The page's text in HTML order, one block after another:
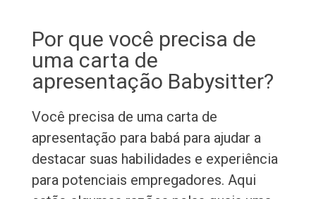
Por que você precisa de
uma carta de
apresentação Babysitter?
Você precisa de uma carta de
apresentação para babá para ajudar a
destacar suas habilidades e experiência
para potenciais empregadores. Aqui